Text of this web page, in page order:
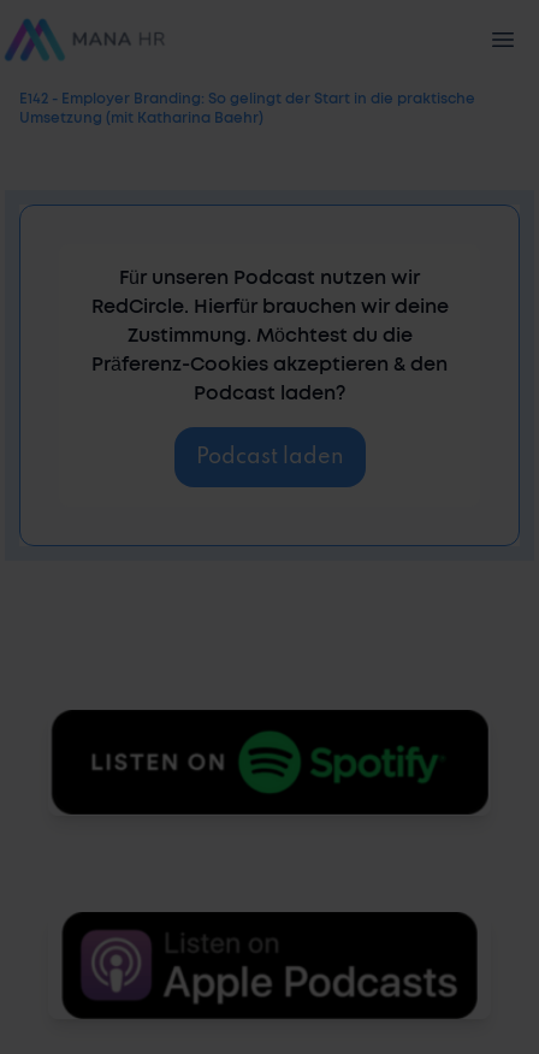
E142 - Employer Branding: So gelingt der Start in die praktische
Umsetzung (mit Katharina Baehr)
Für unseren Podcast nutzen wir
RedCircle. Hierfür brauchen wir deine
Zustimmung. Möchtest du die
Präferenz-Cookies akzeptieren & den
Podcast laden?
Podcast laden